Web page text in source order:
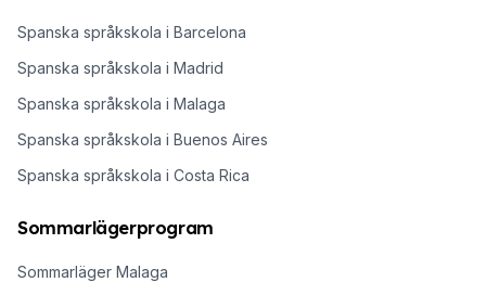
Spanska språkskola i Barcelona
Spanska språkskola i Madrid
Spanska språkskola i Malaga
Spanska språkskola i Buenos Aires
Spanska språkskola i Costa Rica
Sommarlägerprogram
Sommarläger Malaga